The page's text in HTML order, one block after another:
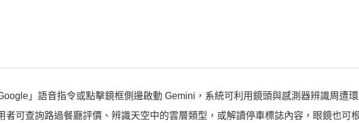
」語音指令或點擊鏡框側邊啟動 Gemini，系統可利用鏡頭與感測器辨識周遭
者可查詢路過餐廳評價、辨識天空中的雲層類型，或解讀停車標誌內容，眼鏡也可